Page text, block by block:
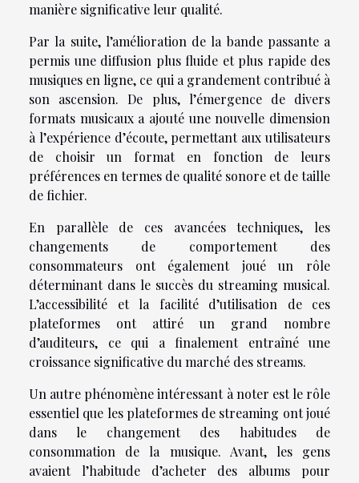
manière significative leur qualité.
Par la suite, l’amélioration de la bande passante a
permis une diffusion plus fluide et plus rapide des
musiques en ligne, ce qui a grandement contribué à
son ascension. De plus, l’émergence de divers
formats musicaux a ajouté une nouvelle dimension
à l’expérience d’écoute, permettant aux utilisateurs
de choisir un format en fonction de leurs
préférences en termes de qualité sonore et de taille
de fichier.
En parallèle de ces avancées techniques, les
changements de comportement des
consommateurs ont également joué un rôle
déterminant dans le succès du streaming musical.
L’accessibilité et la facilité d’utilisation de ces
plateformes ont attiré un grand nombre
d’auditeurs, ce qui a finalement entraîné une
croissance significative du marché des streams.
Un autre phénomène intéressant à noter est le rôle
essentiel que les plateformes de streaming ont joué
dans le changement des habitudes de
consommation de la musique. Avant, les gens
avaient l’habitude d’acheter des albums pour